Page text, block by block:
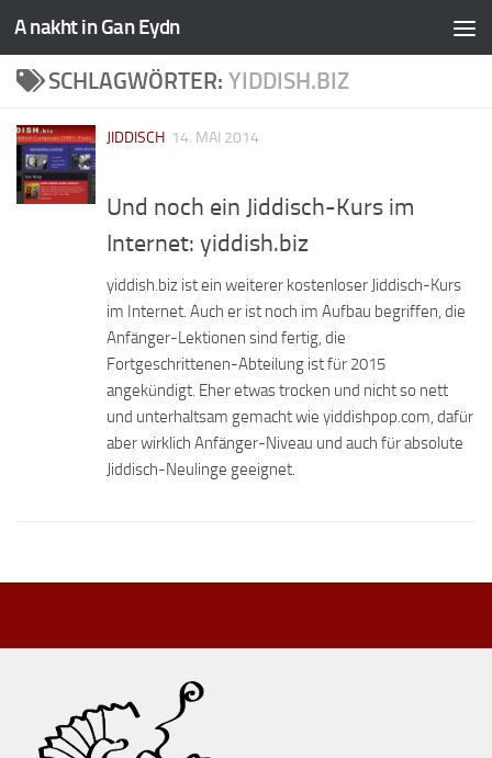
A nakht in Gan Eydn
SCHLAGWÖRTER: YIDDISH.BIZ
JIDDISCH 14. MAI 2014
Und noch ein Jiddisch-Kurs im
Internet: yiddish.biz
yiddish.biz ist ein weiterer kostenloser Jiddisch-Kurs
im Internet. Auch er ist noch im Aufbau begriffen, die
Anfänger-Lektionen sind fertig, die
Fortgeschrittenen-Abteilung ist für 2015
angekündigt. Eher etwas trocken und nicht so nett
und unterhaltsam gemacht wie yiddishpop.com, dafür
aber wirklich Anfänger-Niveau und auch für absolute
Jiddisch-Neulinge geeignet.